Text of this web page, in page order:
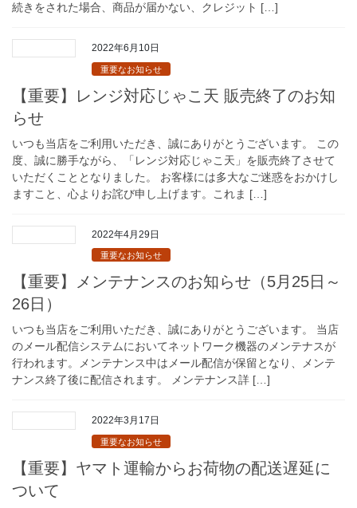
続きをされた場合、商品が届かない、クレジット […]
2022年6月10日
重要なお知らせ
【重要】レンジ対応じゃこ天 販売終了のお知
らせ
いつも当店をご利用いただき、誠にありがとうございます。 この
度、誠に勝手ながら、「レンジ対応じゃこ天」を販売終了させて
いただくこととなりました。 お客様には多大なご迷惑をおかけし
ますこと、心よりお詫び申し上げます。これま […]
2022年4月29日
重要なお知らせ
【重要】メンテナンスのお知らせ（5月25日～
26日）
いつも当店をご利用いただき、誠にありがとうございます。 当店
のメール配信システムにおいてネットワーク機器のメンテナスが
行われます。メンテナンス中はメール配信が保留となり、メンテ
ナンス終了後に配信されます。 メンテナンス詳 […]
2022年3月17日
重要なお知らせ
【重要】ヤマト運輸からお荷物の配送遅延に
ついて